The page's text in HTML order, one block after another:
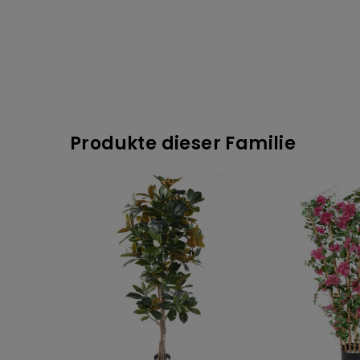
Produkte dieser Familie